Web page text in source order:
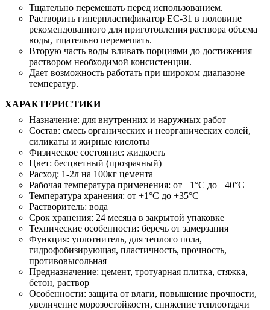
Тщательно перемешать перед использованием.
Растворить гиперпластификатор ЕС-31 в половине
рекомендованного для приготовления раствора объема
воды, тщательно перемешать.
Вторую часть воды вливать порциями до достижения
раствором необходимой консистенции.
Дает возможность работать при широком диапазоне
температур.
ХАРАКТЕРИСТИКИ
Назначение: для внутренних и наружных работ
Состав: смесь органических и неорганических солей,
силикаты и жирные кислоты
Физическое состояние: жидкость
Цвет: бесцветный (прозрачный)
Расход: 1-2л на 100кг цемента
Рабочая температура применения: от +1°C до +40°C
Температура хранения: от +1°C до +35°C
Растворитель: вода
Срок хранения: 24 месяца в закрытой упаковке
Технические особенности: беречь от замерзания
Функция: уплотнитель, для теплого пола,
гидрофобизирующая, пластичность, прочность,
противовысольная
Предназначение: цемент, тротуарная плитка, стяжка,
бетон, раствор
Особенности: защита от влаги, повышение прочности,
увеличение морозостойкости, снижение теплоотдачи